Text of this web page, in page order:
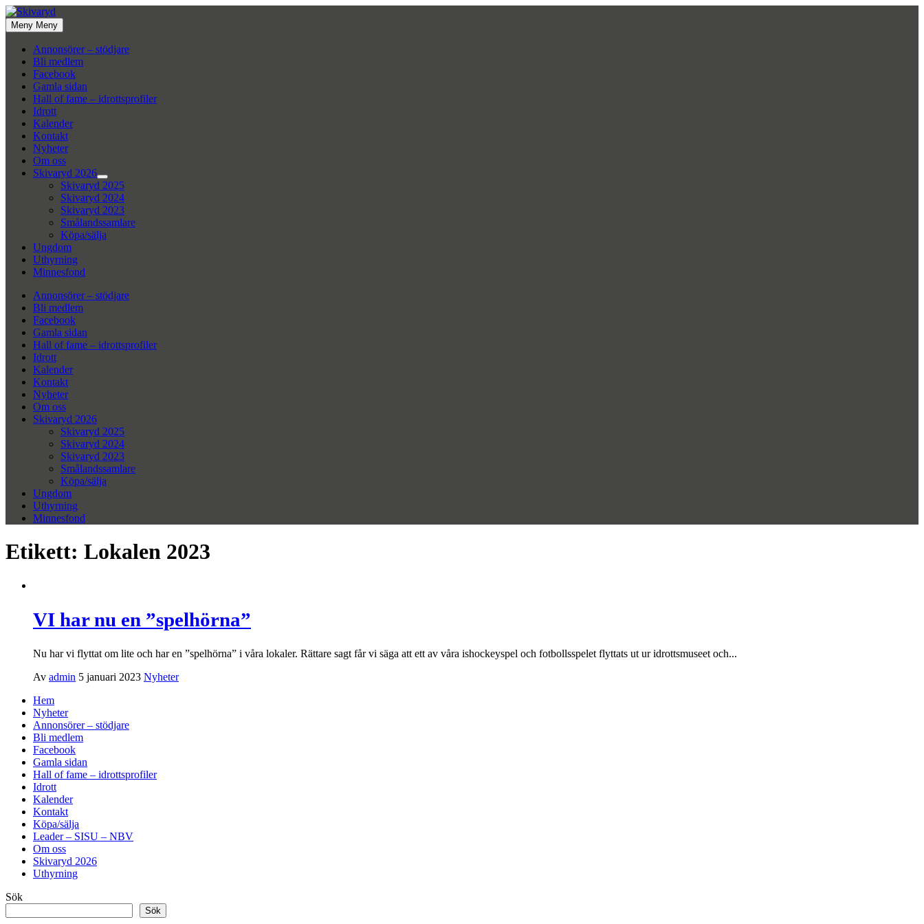
Hoppa
till
innehåll
Meny Meny
Annonsörer – stödjare
Bli medlem
Facebook
Gamla sidan
Hall of fame – idrottsprofiler
Idrott
Kalender
Kontakt
Nyheter
Om oss
Skivaryd 2026
Visa
undermeny
Skivaryd 2025
Skivaryd 2024
Skivaryd 2023
Smålandssamlare
Köpa/sälja
Ungdom
Uthyrning
Minnesfond
Annonsörer – stödjare
Bli medlem
Facebook
Gamla sidan
Hall of fame – idrottsprofiler
Idrott
Kalender
Kontakt
Nyheter
Om oss
Skivaryd 2026
Skivaryd 2025
Skivaryd 2024
Skivaryd 2023
Smålandssamlare
Köpa/sälja
Ungdom
Uthyrning
Minnesfond
Etikett: Lokalen 2023
VI har nu en ”spelhörna”
Nu har vi flyttat om lite och har en ”spelhörna” i våra lokaler. Rättare sagt får vi säga att ett av våra ishockeyspel och fotbollsspelet flyttats ut ur idrottsmuseet och...
Av admin 5 januari 2023 Nyheter
Hem
Nyheter
Annonsörer – stödjare
Bli medlem
Facebook
Gamla sidan
Hall of fame – idrottsprofiler
Idrott
Kalender
Kontakt
Köpa/sälja
Leader – SISU – NBV
Om oss
Skivaryd 2026
Uthyrning
Sök
Sök